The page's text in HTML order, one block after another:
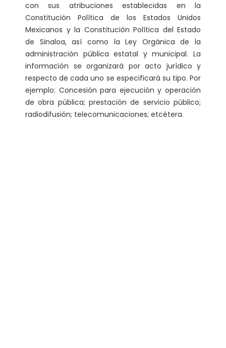
con sus atribuciones establecidas en la
Constitución Política de los Estados Unidos
Mexicanos y la Constitución Política del Estado
de Sinaloa, así como la Ley Orgánica de la
administración pública estatal y municipal. La
información se organizará por acto jurídico y
respecto de cada uno se especificará su tipo. Por
ejemplo: Concesión para ejecución y operación
de obra pública; prestación de servicio público;
radiodifusión; telecomunicaciones; etcétera.